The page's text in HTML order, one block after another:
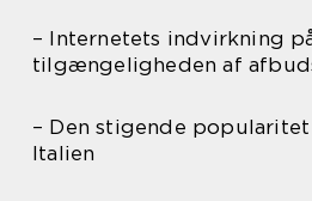
– Internetets indvirkning
tilgængeligheden af
– Den stigende
Italien